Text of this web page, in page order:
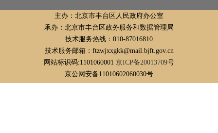
主办：北京市丰台区人民政府办公室
承办：北京市丰台区政务服务和数据管理局
技术服务热线：010-87016810
技术服务邮箱：ftzwjxxgkk@mail.bjft.gov.cn
网站标识码:1101060001 京ICP备20013709号
京公网安备11010602060030号